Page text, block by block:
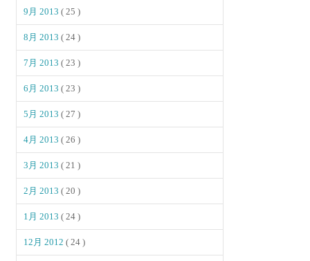
9月 2013( 25 )
8月 2013( 24 )
7月 2013( 23 )
6月 2013( 23 )
5月 2013( 27 )
4月 2013( 26 )
3月 2013( 21 )
2月 2013( 20 )
1月 2013( 24 )
12月 2012( 24 )